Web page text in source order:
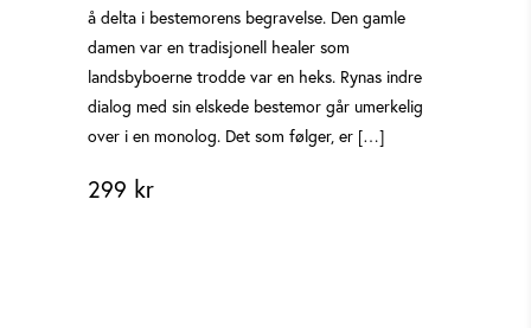
å delta i bestemorens begravelse. Den gamle
damen var en tradisjonell healer som
landsbyboerne trodde var en heks. Rynas indre
dialog med sin elskede bestemor går umerkelig
over i en monolog. Det som følger, er […]
299 kr